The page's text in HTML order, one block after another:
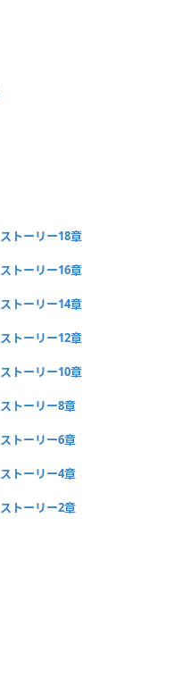
ストーリー18章
ストーリー16章
ストーリー14章
ストーリー12章
ストーリー10章
ストーリー8章
ストーリー6章
ストーリー4章
ストーリー2章